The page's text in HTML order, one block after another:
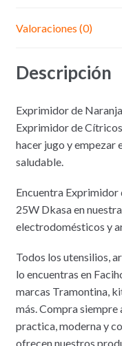
Valoraciones (0)
Descripción
Exprimidor de
Exprimidor de
hacer jugo y empezar
saludable.
Encuentra
25W Dkasa en
electrodomésticos y
Todos los utensilios,
lo encuentras en
marcas Tramontina,
más. Compra siempre
practica, moderna y
ofrecen nuestros